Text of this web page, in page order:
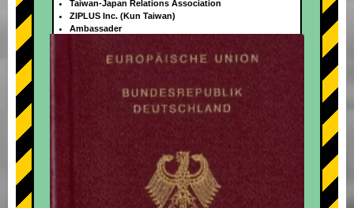
+
Taiwan-Japan Relations Association
ZIPLUS Inc. (Kun Taiwan)
Ambassader